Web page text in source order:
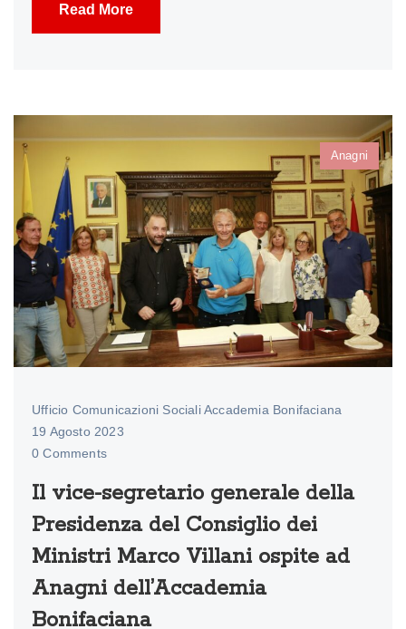
Read More
Anagni
Ufficio Comunicazioni Sociali Accademia Bonifaciana
19 Agosto 2023
0 Comments
Il vice-segretario generale della
Presidenza del Consiglio dei
Ministri Marco Villani ospite ad
Anagni dell’Accademia
Bonifaciana